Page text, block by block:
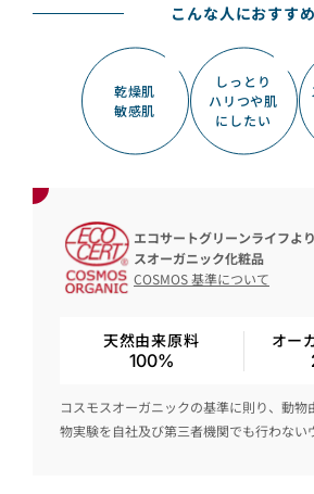
こんな人におすすめ
乾燥肌
敏感肌
しっとり
ハリつや肌
にしたい
エコサートグリーンライフよ
スオーガニック化粧品
COSMOS 基準について
天然由来原料
100%
オー
コスモスオーガニックの基準に則り、動物
物実験を自社及び第三者機関でも行わない